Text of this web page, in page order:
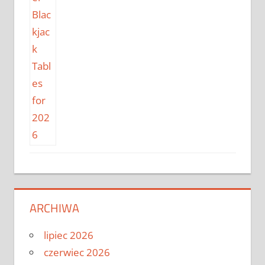
ARCHIWA
lipiec 2026
czerwiec 2026